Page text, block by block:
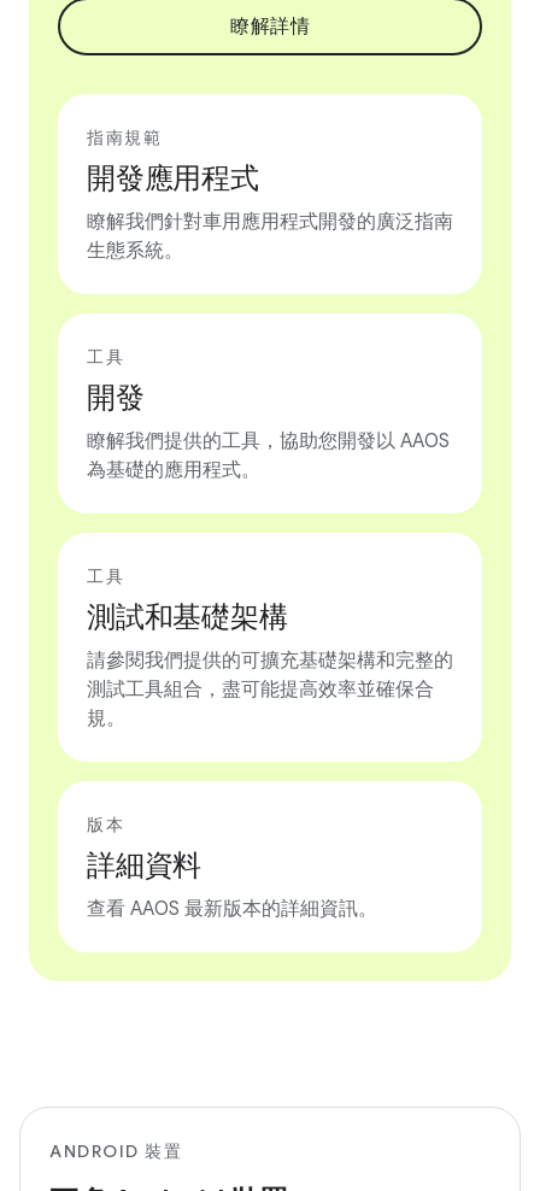
瞭解詳情
指南規範
開發應用程式
瞭解我們針對車用應用程式開發的廣泛指南
生態系統。
工具
開發
瞭解我們提供的工具，協助您開發以 AAOS
為基礎的應用程式。
工具
測試和基礎架構
請參閱我們提供的可擴充基礎架構和完整的
測試工具組合，盡可能提高效率並確保合
規。
版本
詳細資料
查看 AAOS 最新版本的詳細資訊。
ANDROID 裝置